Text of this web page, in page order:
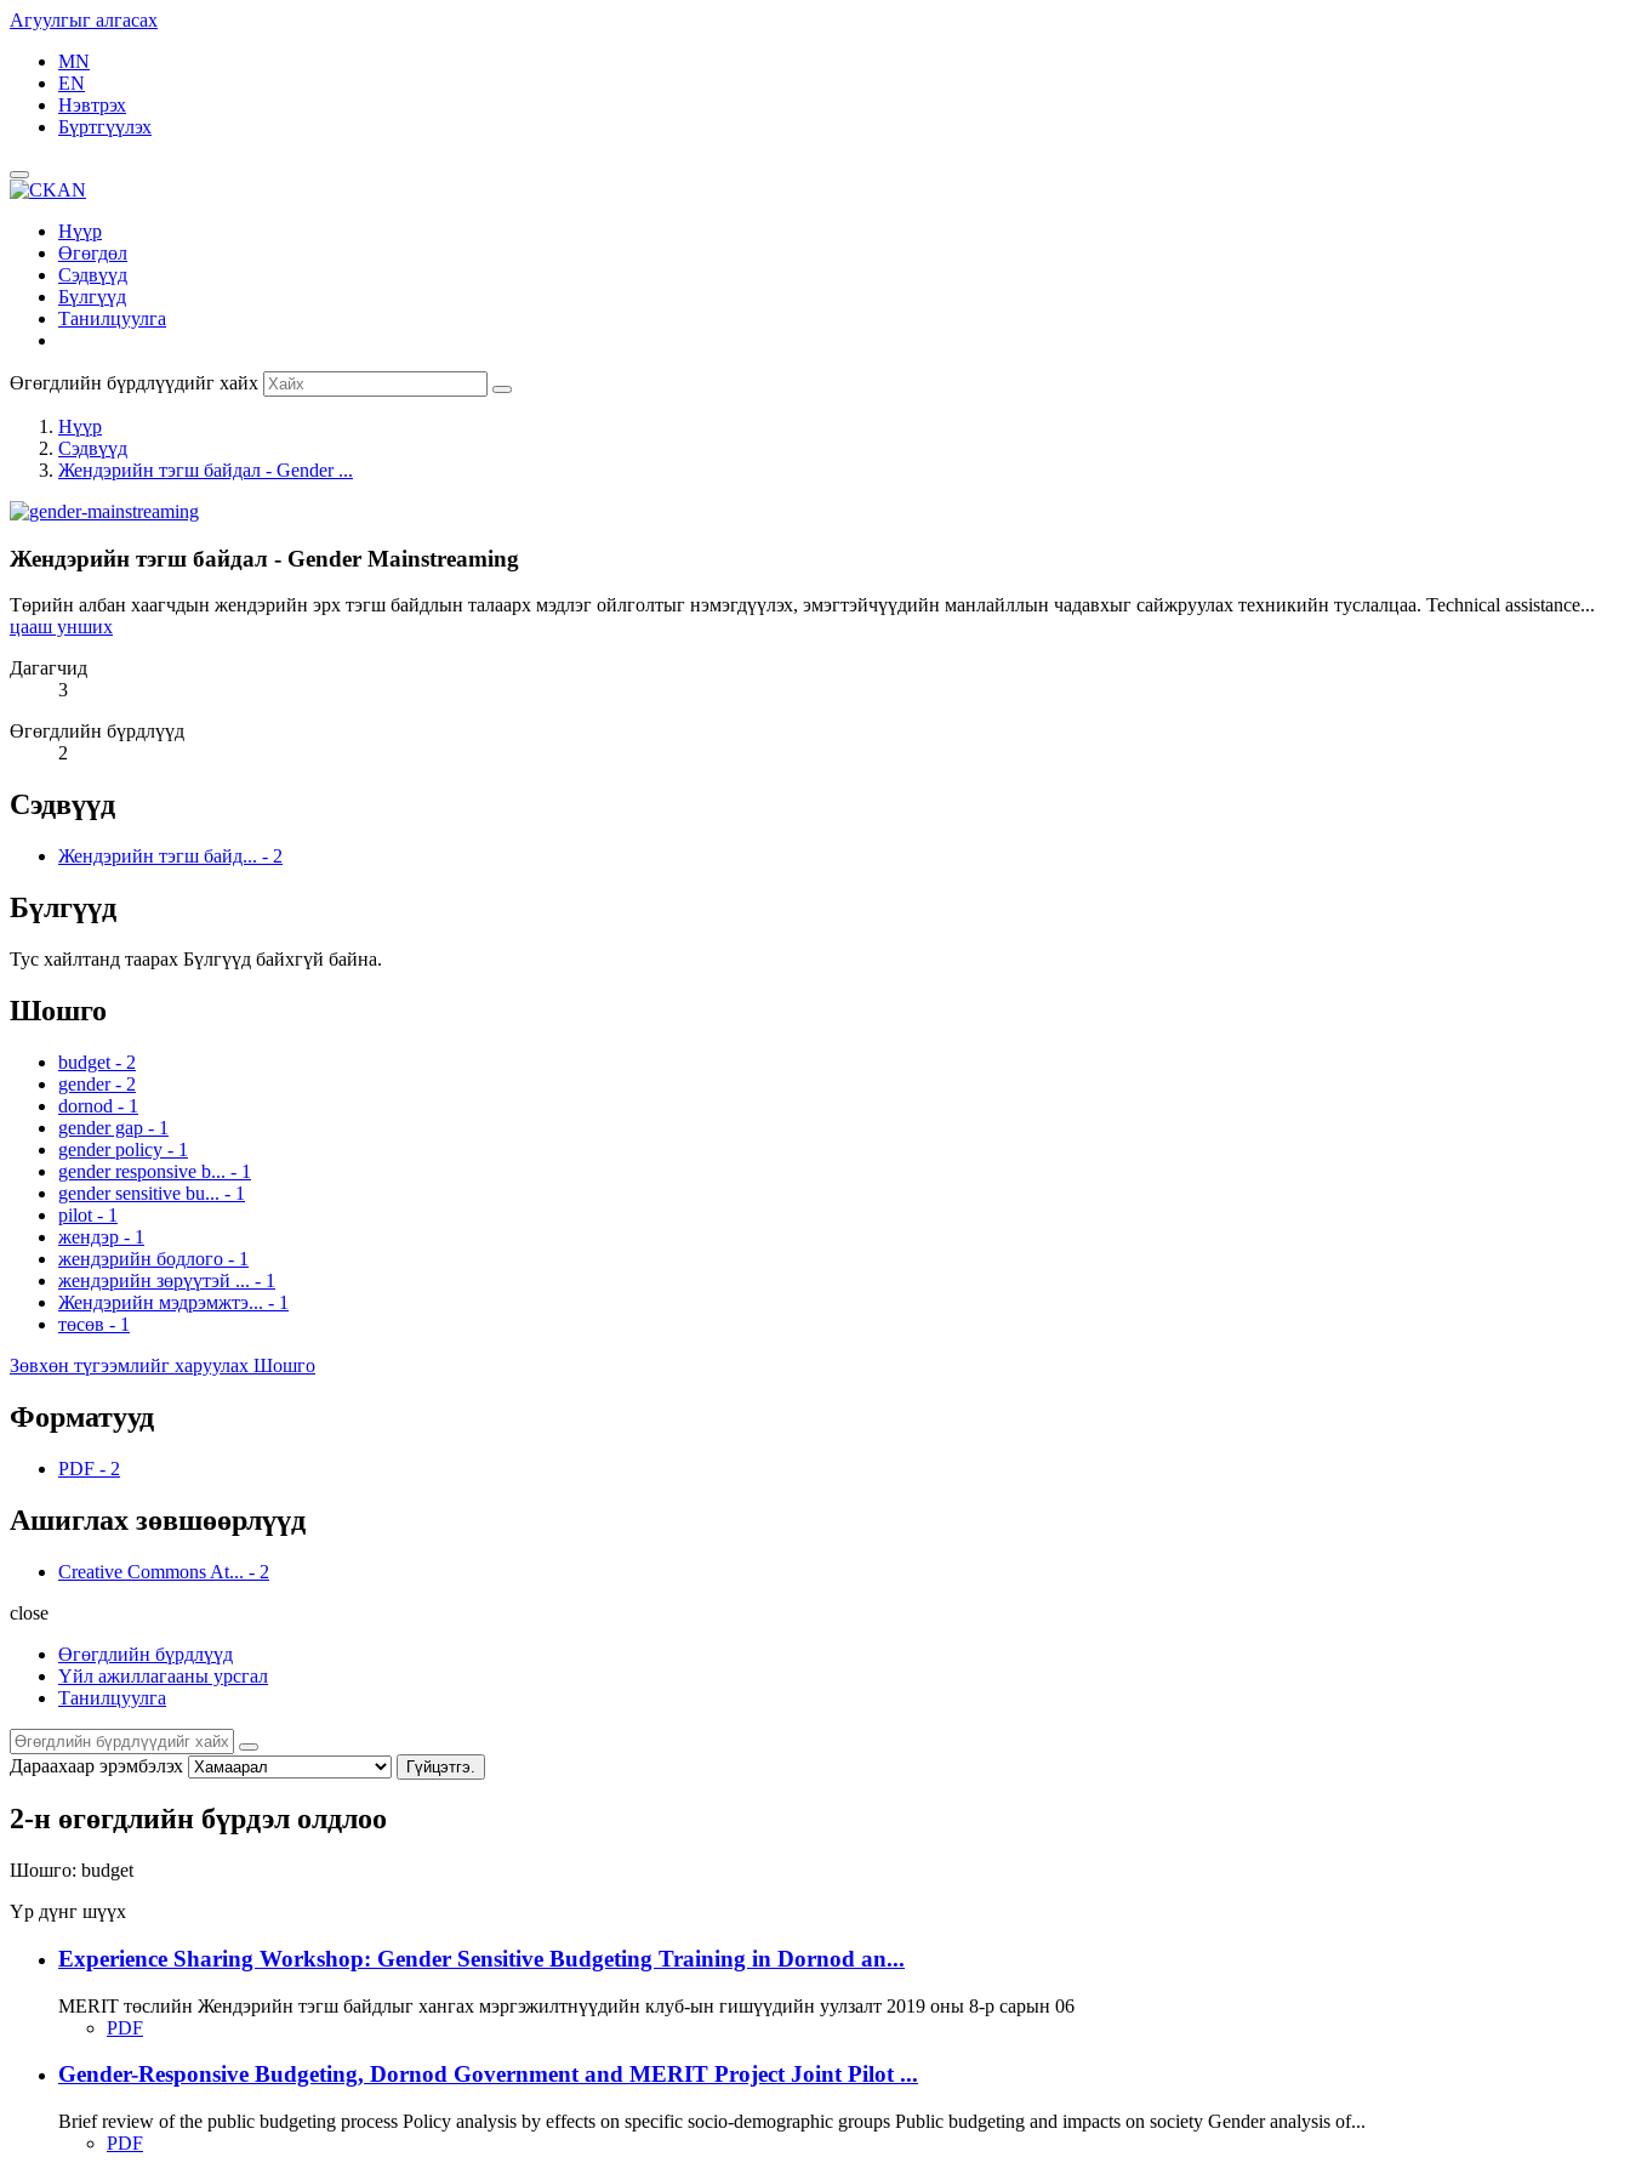
Агуулгыг алгасах
MN
EN
Нэвтрэх
Бүртгүүлэх
Нүүр
Өгөгдөл
Сэдвүүд
Бүлгүүд
Танилцуулга
Өгөгдлийн бүрдлүүдийг хайх
Нүүр
Сэдвүүд
Жендэрийн тэгш байдал - Gender ...
Жендэрийн тэгш байдал - Gender Mainstreaming
Төрийн албан хаагчдын жендэрийн эрх тэгш байдлын талаарх мэдлэг ойлголтыг нэмэгдүүлэх, эмэгтэйчүүдийн манлайллын чадавхыг сайжруулах техникийн туслалцаа. Technical assistance...
цааш унших
Дагагчид
3
Өгөгдлийн бүрдлүүд
2
Сэдвүүд
Жендэрийн тэгш байд... - 2
Бүлгүүд
Тус хайлтанд таарах Бүлгүүд байхгүй байна.
Шошго
budget - 2
gender - 2
dornod - 1
gender gap - 1
gender policy - 1
gender responsive b... - 1
gender sensitive bu... - 1
pilot - 1
жендэр - 1
жендэрийн бодлого - 1
жендэрийн зөрүүтэй ... - 1
Жендэрийн мэдрэмжтэ... - 1
төсөв - 1
Зөвхөн түгээмлийг харуулах Шошго
Форматууд
PDF - 2
Ашиглах зөвшөөрлүүд
Creative Commons At... - 2
close
Өгөгдлийн бүрдлүүд
Үйл ажиллагааны урсгал
Танилцуулга
Дараахаар эрэмбэлэх Гүйцэтгэ.
2-н өгөгдлийн бүрдэл олдлоо
Шошго: budget
Үр дүнг шүүх
Experience Sharing Workshop: Gender Sensitive Budgeting Training in Dornod an...
MERIT төслийн Жендэрийн тэгш байдлыг хангах мэргэжилтнүүдийн клуб-ын гишүүдийн уулзалт 2019 оны 8-р сарын 06
PDF
Gender-Responsive Budgeting, Dornod Government and MERIT Project Joint Pilot ...
Brief review of the public budgeting process Policy analysis by effects on specific socio-demographic groups Public budgeting and impacts on society Gender analysis of...
PDF